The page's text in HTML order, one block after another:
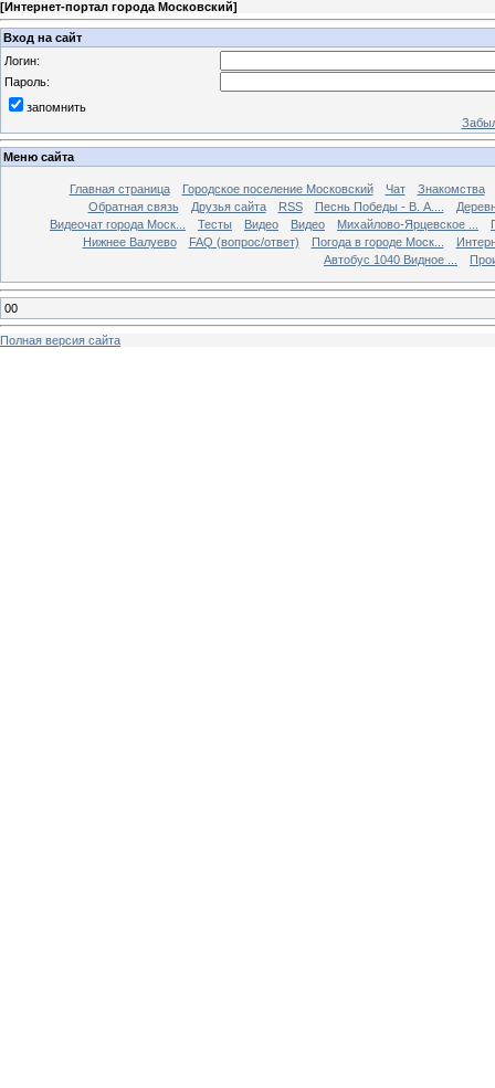
[Интернет-портал города Московский]
Вход на сайт
Логин:
Пароль:
запомнить
Меню сайта
Главная страница Городское поселение Московский Чат
Знакомства
Обратная связь
Друзья сайта RSS Песнь Победы - В. А....
Видеочат города Моск...
Тесты Видео Видео Михайлово-Ярцевское ...
Нижнее Валуево
FAQ (вопрос/ответ) Погода в городе Моск...
Автобус 1040 Видное ...
00
Полная версия сайта